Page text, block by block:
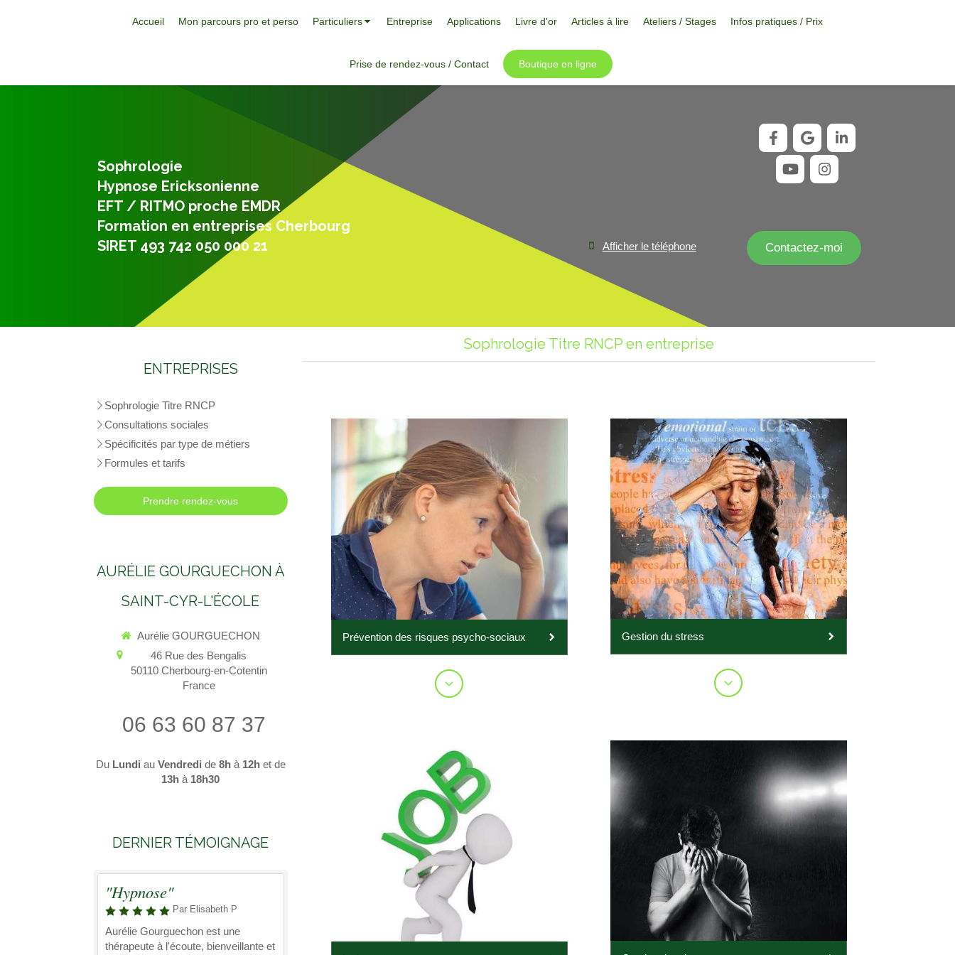
Accueil Mon parcours pro et perso Particuliers Entreprise Applications Livre d'or Articles à lire Ateliers / Stages Infos pratiques / Prix
Prise de rendez-vous / Contact Boutique en ligne
Sophrologie
Hypnose Ericksonienne
EFT / RITMO proche EMDR
Formation en entreprises Cherbourg
SIRET 493 742 050 000 21
Contactez-moi
Afficher le téléphone
Sophrologie Titre RNCP en entreprise
Prévention des risques psycho-sociaux Gestion du stress
ENTREPRISES
Sophrologie Titre RNCP
Consultations sociales
Spécificités par type de métiers
Formules et tarifs
Prendre rendez-vous
AURÉLIE GOURGUECHON À
SAINT-CYR-L'ÉCOLE
Aurélie GOURGUECHON
46 Rue des Bengalis
50110 Cherbourg-en-Cotentin
France
06 63 60 87 37
Du Lundi au Vendredi de 8hà 12het de
13h à 18h30
DERNIER TÉMOIGNAGE
"Hypnose"
Par Elisabeth P
Aurélie Gourguechon est une
thérapeute à l'écoute, bienveillante et